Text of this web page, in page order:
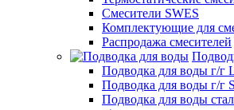
Смесители SWES
Комплектующие для
Распродажа смесителей
Подводка для воды г/г
Подводка для воды г/г
Подводка для воды